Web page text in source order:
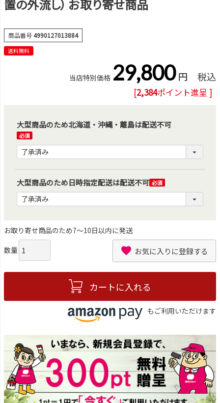
置の外流し） お取り寄せ商品
商品番号4990127013884
送料無料
当店特別価格 29,800 税込
[2,384ポイント進呈 ]
大型商品のため北海道・沖縄・離島は配送不可
(必
須)
大型商品のため日時指定配送は配送不可
(必
お取り寄せ商品のため7～10日以内に発送
お気に入りに登録する
カートに入れる
もご利用いただけます